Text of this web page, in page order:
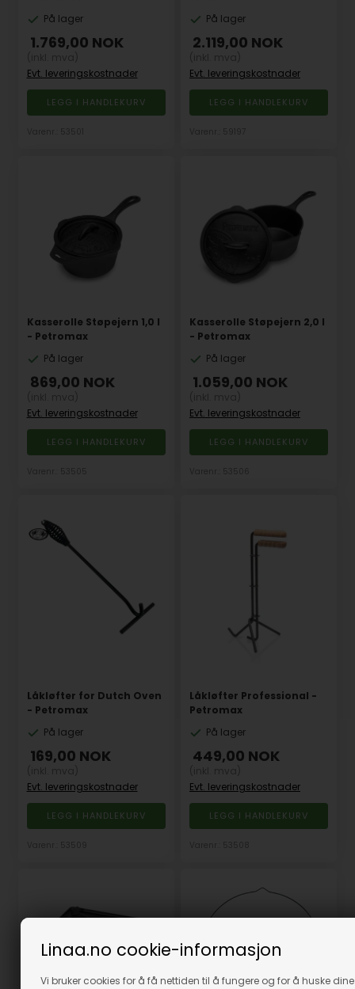
Linaa.no cookie-informasjon
Vi bruker cookies for å få nettiden til å fungere og for å huske dine
På lager
1.769,00 NOK
Evt. leveringskostnader
På lager
2.119,00 NOK
Evt. leveringskostnader
Kasserolle Støpejern 1,0 l
- Petromax
På lager
869,00 NOK
Evt. leveringskostnader
Kasserolle Støpejern 2,0 l
- Petromax
På lager
1.059,00 NOK
Evt. leveringskostnader
Låkløfter for Dutch Oven
- Petromax
På lager
169,00 NOK
Evt. leveringskostnader
Låkløfter Professional -
Petromax
På lager
449,00 NOK
Evt. leveringskostnader